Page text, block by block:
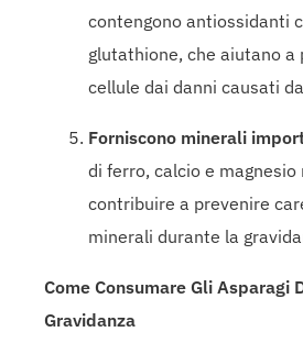
contengono antiossidanti
glutathione, che aiutano a
cellule dai danni causati
Forniscono minerali
di ferro, calcio e magnesio
contribuire a prevenire
minerali durante la
Come Consumare Gli Asparagi
Gravidanza